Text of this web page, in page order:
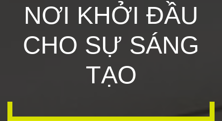
NƠI KHỞI ĐẦU
CHO SỰ SÁNG
TẠO